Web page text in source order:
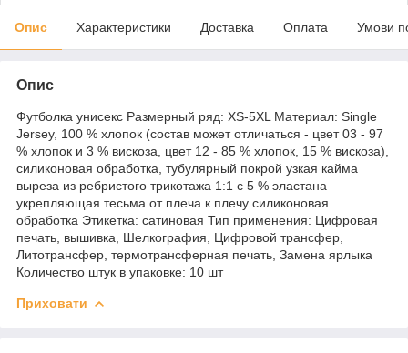
Опис Характеристики Доставка Оплата Умови
Опис
Футболка унисекс Размерный ряд: XS-5XL Материал: Single
Jersey, 100 % хлопок (состав может отличаться - цвет 03 - 97
% хлопок и 3 % вискоза, цвет 12 - 85 % хлопок, 15 % вискоза),
силиконовая обработка, тубулярный покрой узкая кайма
выреза из ребристого трикотажа 1:1 с 5 % эластана
укрепляющая тесьма от плеча к плечу силиконовая
обработка Этикетка: сатиновая Тип применения: Цифровая
печать, вышивка, Шелкография, Цифровой трансфер,
Литотрансфер, термотрансферная печать, Замена ярлыка
Количество штук в упаковке: 10 шт
Приховати